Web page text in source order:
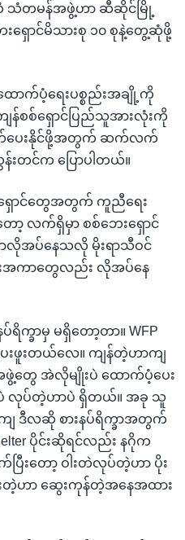
ယံ သံတမန်အဖွဲ့ဟာ ဆီဆိုင်မြို့
ရှောင်မိသားစု ၁၀ စုနဲ့တွေ့ဆုံဖို့
က်ပံ့ရေးပစ္စည်းအချို့ကို
ျန်စစ်ရှောင်ပြည်သူအားလုံးကို
ေးနိုင်ဖို့အတွက် ဆက်လက်
န်းတင်က ပြောပါတယ်။
ရှောင်တွေအတွက် ကူညီရေး
ာ့ လက်ရှိမှာ စစ်ဘေးရှောင်
လိုအပ်နေသလို မိုးရာသီဝင်
းအကာတွေလည်း လိုအပ်နေ
က္ခာမှ မရှိတော့တာ။ WFP
ေးဖူးတယ်လေ။ ကျန်တဲ့ဟာကျ
ဖွဲ့တွေ အဲလိုမျိုးပဲ ထောက်ပံ့ပေး
းပဲ လုပ်တဲ့ဟာပဲ ရှိတယ်။ အခု သူ
ျ ဒီလဆို စားနပ်ရိက္ခာအတွက်
ပိုင်းဆိုရင်လည်း နဂိုက
ြီးတော့ ဝါးတဲလုပ်တဲ့ဟာ ပိုး
တဲ့ဟာ ဆွေးကုန်တဲ့အနေအထား